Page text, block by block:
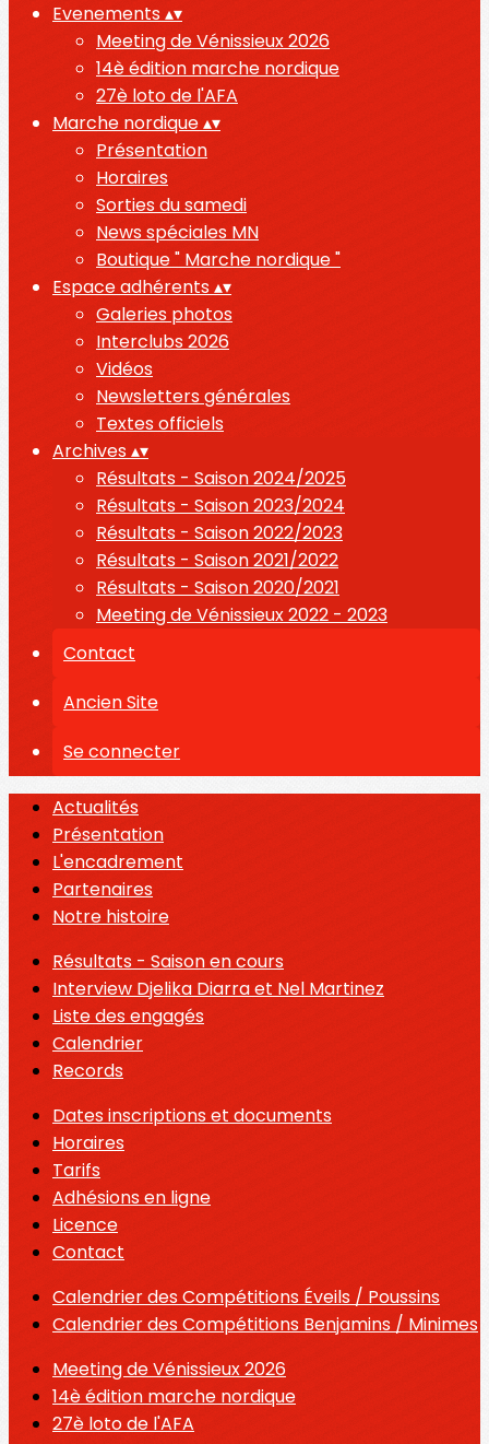
Evenements▴▾
Meeting de Vénissieux 2026
14è édition marche nordique
27è loto de l'AFA
Marche nordique▴▾
Présentation
Horaires
Sorties du samedi
News spéciales MN
Boutique " Marche nordique "
Espace adhérents▴▾
Galeries photos
Interclubs 2026
Vidéos
Newsletters générales
Textes officiels
Archives▴▾
Résultats - Saison 2024/2025
Résultats - Saison 2023/2024
Résultats - Saison 2022/2023
Résultats - Saison 2021/2022
Résultats - Saison 2020/2021
Meeting de Vénissieux 2022 - 2023
Contact
Ancien Site
Se connecter
Actualités
Présentation
L'encadrement
Partenaires
Notre histoire
Résultats - Saison en cours
Interview Djelika Diarra et Nel Martinez
Liste des engagés
Calendrier
Records
Dates inscriptions et documents
Horaires
Tarifs
Adhésions en ligne
Licence
Contact
Calendrier des Compétitions Éveils / Poussins
Calendrier des Compétitions Benjamins / Minimes
Meeting de Vénissieux 2026
14è édition marche nordique
27è loto de l'AFA